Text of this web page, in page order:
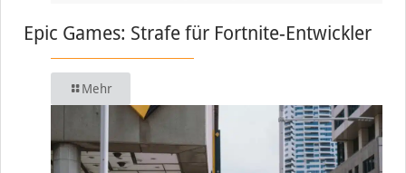
Epic Games: Strafe für Fortnite-Entwickler
Mehr